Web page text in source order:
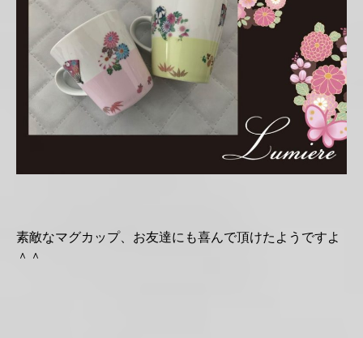
素敵なマグカップ、お友達にも喜んで頂けたようですよ
＾＾